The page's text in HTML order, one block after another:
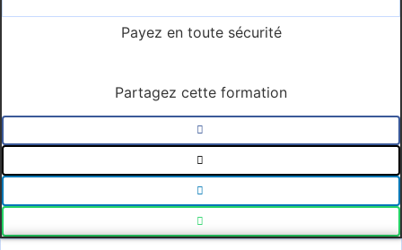
5.0
Payez en toute sécurité
Partagez cette formation